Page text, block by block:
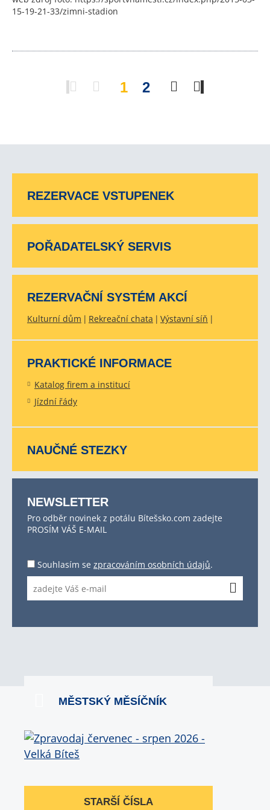
15-19-21-33/zimni-stadion
1 2
REZERVACE VSTUPENEK
POŘADATELSKÝ SERVIS
REZERVAČNÍ SYSTÉM AKCÍ
Kulturní dům Rekreační chata Výstavní síň
PRAKTICKÉ INFORMACE
Katalog firem a institucí
Jízdní řády
NAUČNÉ STEZKY
NEWSLETTER
Pro odběr novinek z potálu Bítešsko.com zadejte
PROSÍM VÁŠ E-MAIL
Souhlasím se zpracováním osobních údajů.
MĚSTSKÝ MĚSÍČNÍK
STARŠÍ ČÍSLA